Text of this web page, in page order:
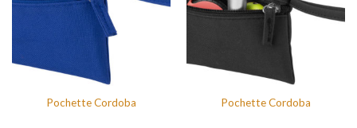
Pochette Cordoba Pochette Cordoba